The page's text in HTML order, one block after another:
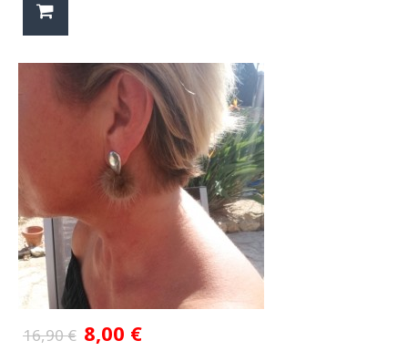
16,90 € 8,00 €